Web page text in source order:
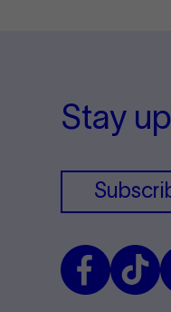
Stay
Facebook